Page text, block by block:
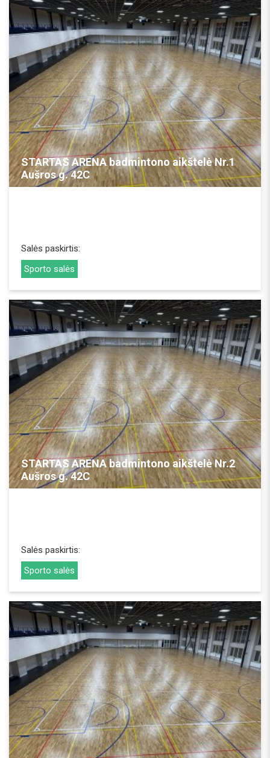
STARTAS ARENA badmintono aikštelė Nr.1
Aušros g. 42C
Salės paskirtis:
Sporto salės
REZERVUOTI
STARTAS ARENA badmintono aikštelė Nr.2
Aušros g. 42C
Salės paskirtis:
Sporto salės
REZERVUOTI
REZERVUOTI